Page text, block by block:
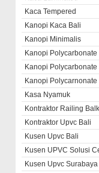
Kaca Tempered
Kanopi Kaca Bali
Kanopi Minimalis
Kanopi Polycarbonate
Kanopi Polycarbonate
Kanopi Polycarnonate
Kasa Nyamuk
Kontraktor Railing
Kontraktor Upvc Bali
Kusen Upvc Bali
Kusen UPVC Solusi
Kusen Upvc Surabaya